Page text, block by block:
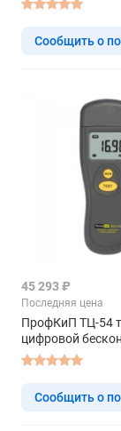
Сообщить о
45 293 ₽
Последняя цена
ПрофКиП ТЦ-54
цифровой
Сообщить о